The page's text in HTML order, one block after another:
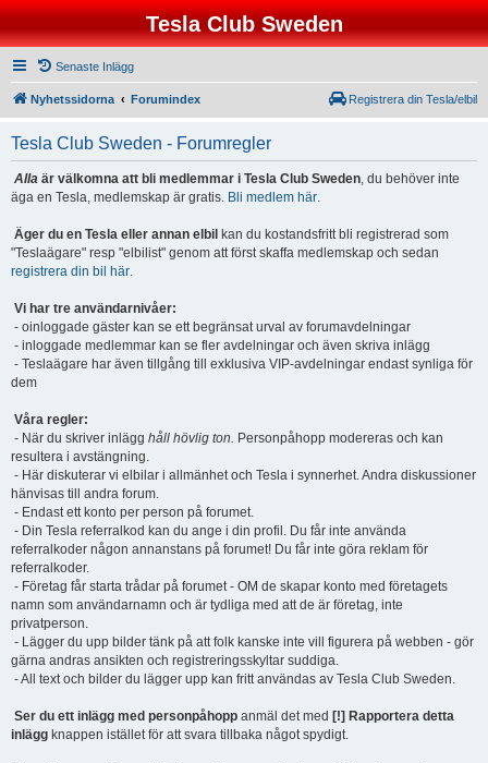
Tesla Club Sweden
Senaste Inlägg
Nyhetssidorna Forumindex Registrera din Tesla/elbil
Tesla Club Sweden - Forumregler
Alla är välkomna att bli medlemmar i Tesla Club Sweden, du behöver inte
äga en Tesla, medlemskap är gratis. Bli medlem här.
Äger du en Tesla eller annan elbil kan du kostandsfritt bli registrerad som
"Teslaägare" resp "elbilist" genom att först skaffa medlemskap och sedan
registrera din bil här.
Vi har tre användarnivåer:
- oinloggade gäster kan se ett begränsat urval av forumavdelningar
- inloggade medlemmar kan se fler avdelningar och även skriva inlägg
- Teslaägare har även tillgång till exklusiva VIP-avdelningar endast synliga för
dem
Våra regler:
- När du skriver inlägg håll hövlig ton. Personpåhopp modereras och kan
resultera i avstängning.
- Här diskuterar vi elbilar i allmänhet och Tesla i synnerhet. Andra diskussioner
hänvisas till andra forum.
- Endast ett konto per person på forumet.
- Din Tesla referralkod kan du ange i din profil. Du får inte använda
referralkoder någon annanstans på forumet! Du får inte göra reklam för
referralkoder.
- Företag får starta trådar på forumet - OM de skapar konto med företagets
namn som användarnamn och är tydliga med att de är företag, inte
privatperson.
- Lägger du upp bilder tänk på att folk kanske inte vill figurera på webben - gör
gärna andras ansikten och registreringsskyltar suddiga.
- All text och bilder du lägger upp kan fritt användas av Tesla Club Sweden.
Ser du ett inlägg med personpåhopp anmäl det med [!] Rapportera detta
inlägg knappen istället för att svara tillbaka något spydigt.